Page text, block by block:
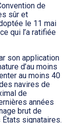
de
sûr et
le 11 mai
qui l’a ratifiée
son application
d’au moins
au moins 40
navires de
de
années
brut de
signataires.